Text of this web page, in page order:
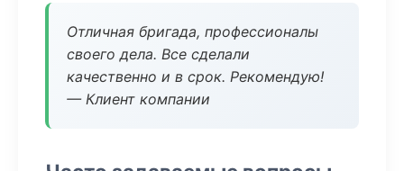
Отличная бригада, профессионалы
своего дела. Все сделали
качественно и в срок. Рекомендую!
— Клиент компании